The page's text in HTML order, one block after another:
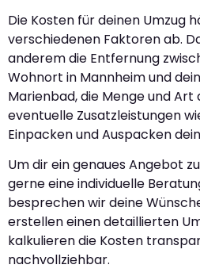
Die Kosten für deinen Umzug
verschiedenen Faktoren ab.
anderem die Entfernung
Wohnort in Mannheim und
Marienbad, die Menge und Art
eventuelle Zusatzleistungen
Einpacken und Auspacken
Um dir ein genaues Angebot
gerne eine individuelle
besprechen wir deine
erstellen einen detaillierten
kalkulieren die Kosten
nachvollziehbar.